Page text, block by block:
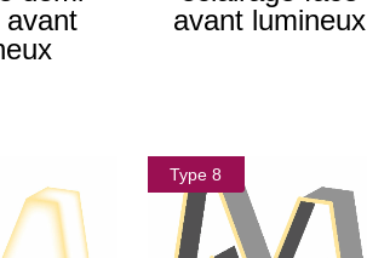
avant
avant lumineux
Type 8